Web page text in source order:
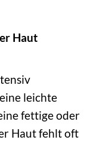
Haut
leichte
fettige oder
Haut fehlt oft